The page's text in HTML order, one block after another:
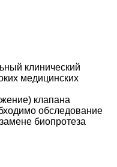
клинический
медицинских
клапана
обследование
биопротеза